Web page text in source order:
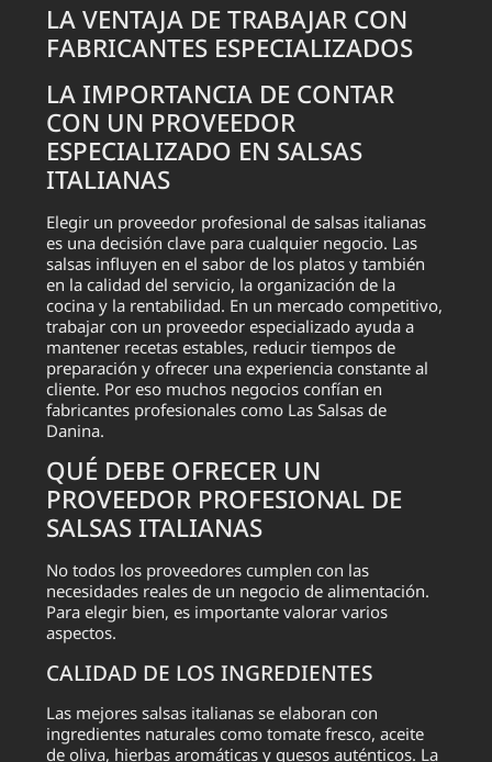
LA VENTAJA DE TRABAJAR CON
FABRICANTES ESPECIALIZADOS
LA IMPORTANCIA DE CONTAR
CON UN PROVEEDOR
ESPECIALIZADO EN SALSAS
ITALIANAS
Elegir un proveedor profesional de salsas italianas
es una decisión clave para cualquier negocio. Las
salsas influyen en el sabor de los platos y también
en la calidad del servicio, la organización de la
cocina y la rentabilidad. En un mercado competitivo,
trabajar con un proveedor especializado ayuda a
mantener recetas estables, reducir tiempos de
preparación y ofrecer una experiencia constante al
cliente. Por eso muchos negocios confían en
fabricantes profesionales como Las Salsas de
Danina.
QUÉ DEBE OFRECER UN
PROVEEDOR PROFESIONAL DE
SALSAS ITALIANAS
No todos los proveedores cumplen con las
necesidades reales de un negocio de alimentación.
Para elegir bien, es importante valorar varios
aspectos.
CALIDAD DE LOS INGREDIENTES
Las mejores salsas italianas se elaboran con
ingredientes naturales como tomate fresco, aceite
de oliva, hierbas aromáticas y quesos auténticos. La